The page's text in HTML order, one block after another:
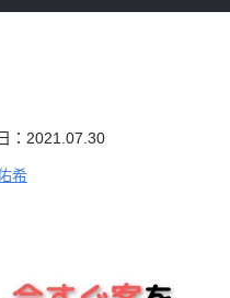
：2021.07.30
希